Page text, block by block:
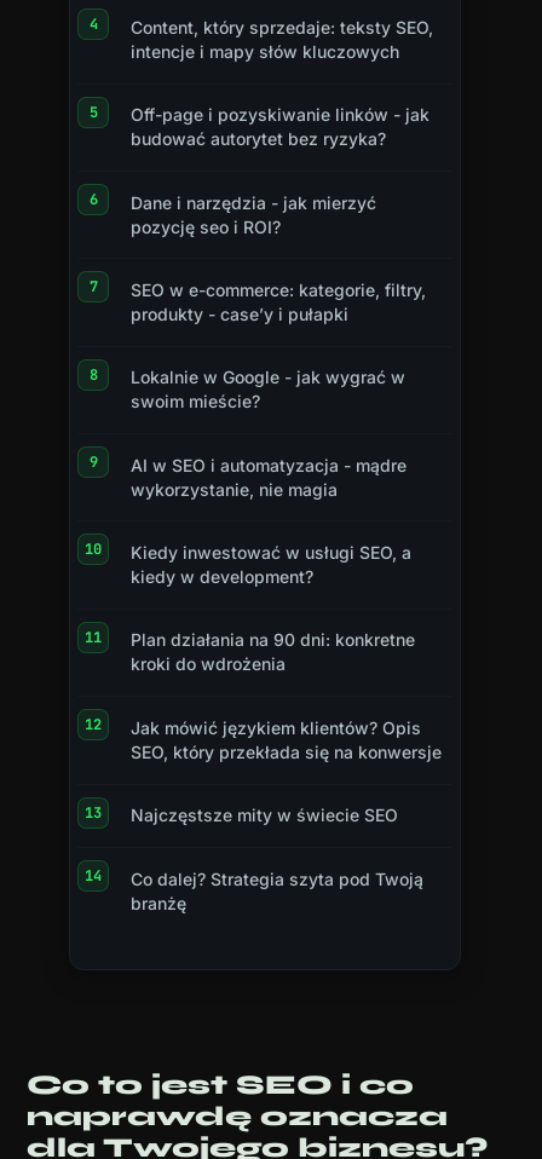
Content, który sprzedaje: teksty SEO,
intencje i mapy słów kluczowych
Off-page i pozyskiwanie linków - jak
budować autorytet bez ryzyka?
Dane i narzędzia - jak mierzyć
pozycję seo i ROI?
SEO w e-commerce: kategorie, filtry,
produkty - case’y i pułapki
Lokalnie w Google - jak wygrać w
swoim mieście?
AI w SEO i automatyzacja - mądre
wykorzystanie, nie magia
Kiedy inwestować w usługi SEO, a
kiedy w development?
Plan działania na 90 dni: konkretne
kroki do wdrożenia
Jak mówić językiem klientów? Opis
SEO, który przekłada się na konwersje
Najczęstsze mity w świecie SEO
Co dalej? Strategia szyta pod Twoją
branżę
Co to jest SEO i co
naprawdę oznacza
dla Twojego biznesu?